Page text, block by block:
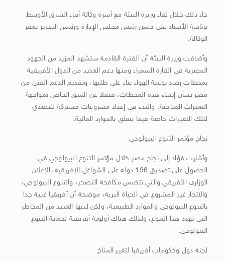
جاء ذلك خلال لقاء وزيرة البيئة مع أسرة وكالة أنباء الشرق الأوسط
برئاسة الأستاذ علي حسن رئيس مجلس الإدارة ورئيس التحرير بمقر
الوكالة.
وأضافت وزيرة البيئة أن الفترة القادمة ستشهد المزيد من الجهود
المصرية في القارة السمراء ومنها دعم العديد من الدول الأفريقية
بمحطات رصد نوعية الهواء بناء على طلبها، وتقديم الدعم الفني من
مصر بشأن إنشاء هذه المحطات، فضلا عن الشق الخاص بمواجهة
التغيرات المناحية، والبدء في إعداد مشروعات مشتركة للتصدي
لتلك التغيرات خاصة فيما يتعلق بالموارد المائية.
نجاح مؤتمر التنوع البيولوجي
وأشارت فؤاد إلى نجاح مصر خلال مؤتمر التنوع البيولوجي في
الحصول على تصديق 196 دولة على الشواغل الإفريقية بالإعلان
الوزاري الأفريقي والتي تتضمن مكافحة التصحر، والتنوع البيولوجي،
والاتجار غير المشروع في الحياة البرية، موضحة أن أفريقيا غنية جدا
بالتنوع البيولوجي والموارد الطبيعية، ولكن لديها العديد من المخاطر
التي تهدد هذا التنوع، ولذلك هناك أولوية أفريقية لحماية التنوع
البيولوجي.
لجنة دول وحكومات أفريقيا لتغير المناخ